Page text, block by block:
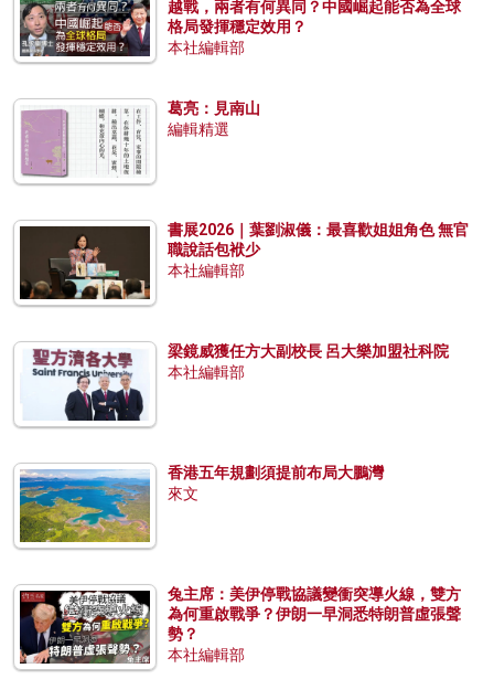
越戰，兩者有何異同？中國崛起能否為全球
格局發揮穩定效用？
本社編輯部
葛亮：見南山
編輯精選
書展2026｜葉劉淑儀：最喜歡姐姐角色 無官
職說話包袱少
本社編輯部
梁鏡威獲任方大副校長 呂大樂加盟社科院
本社編輯部
香港五年規劃須提前布局大鵬灣
來文
兔主席：美伊停戰協議變衝突導火線，雙方
為何重啟戰爭？伊朗一早洞悉特朗普虛張聲
勢？
本社編輯部